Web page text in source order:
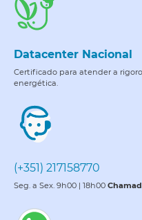
Datacenter Nacional
Certificado para atender a
energética.
(+351) 217158770
Seg. a Sex. 9h00 | 18h00